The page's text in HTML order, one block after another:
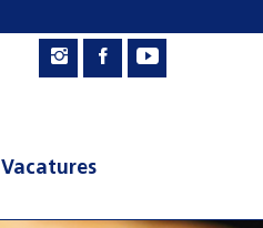
Vacatures